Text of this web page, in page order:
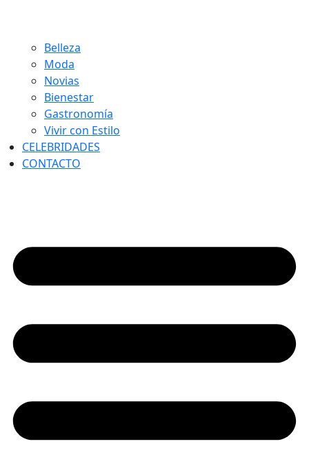
Belleza
Moda
Novias
Bienestar
Gastronomía
Vivir con Estilo
CELEBRIDADES
CONTACTO